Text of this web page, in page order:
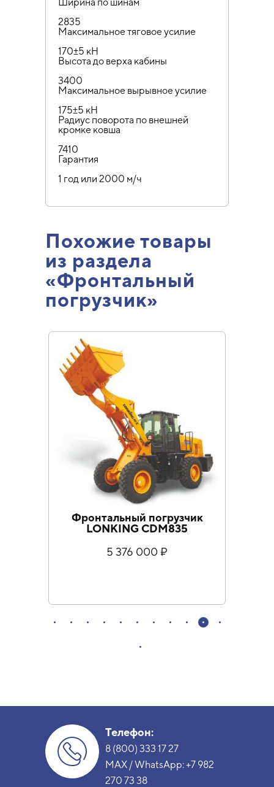
2835
Максимальное тяговое усилие
170±5 кН
Высота до верха кабины
3400
Максимальное вырывное усилие
175±5 кН
Радиус поворота по внешней
кромке ковша
7410
Гарантия
1 год или 2000 м/ч
Похожие товары
из раздела
«Фронтальный
погрузчик»
Фронтальный погрузчик
LONKING CDM835
5 376 000 ₽
Телефон:
8 (800) 333 17 27
MAX / WhatsApp:+7 982
270 73 38